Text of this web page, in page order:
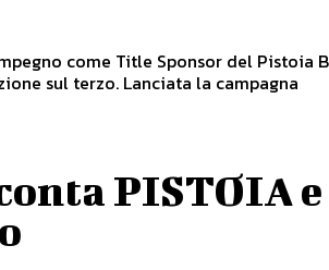
come Title Sponsor del Pistoia
sul terzo. Lanciata la campagna
PISTOIA